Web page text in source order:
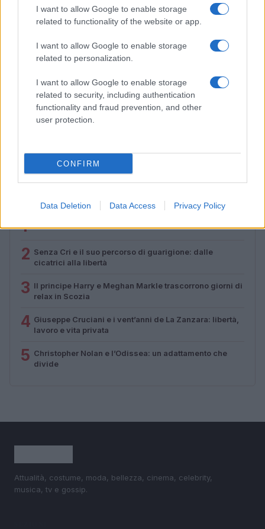
I want to allow Google to enable storage
related to functionality of the website or app.
I want to allow Google to enable storage
related to personalization.
I want to allow Google to enable storage
related to security, including authentication
functionality and fraud prevention, and other
user protection.
CONFIRM
Data Deletion Data Access Privacy Policy
Tom Holland e Zendaya: la cerimonia privata e il party
1
2 Senza Cri e il suo percorso di guarigione: dalle
cicatrici alla libertà
3 Il principe Harry e Meghan Markle trascorrono giorni di
relax in Scozia
4 Giuseppe Cruciani e i vent’anni de La Zanzara: libertà,
lavoro e vita privata
5 Christopher Nolan e l’Odissea: un adattamento che
divide
Attualità, costume, moda, bellezza, cinema, celebrity,
musica, tv e gossip.